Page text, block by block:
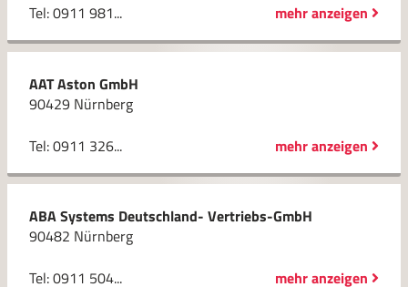
Tel: 0911 981...
mehr anzeigen
AAT Aston GmbH
90429 Nürnberg
Tel: 0911 326...
mehr anzeigen
ABA Systems Deutschland- Vertriebs-GmbH
90482 Nürnberg
Tel: 0911 504...
mehr anzeigen